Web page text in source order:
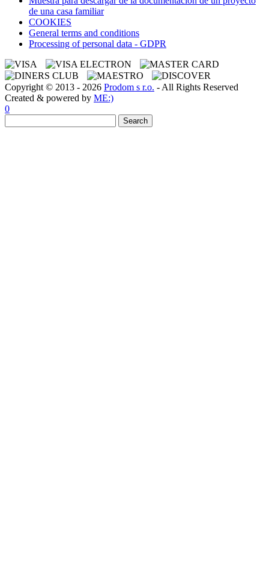
de una casa familiar
COOKIES
General terms and conditions
Processing of personal data - GDPR
Copyright © 2013 - 2026 Prodom s r.o. - All Rights Reserved
Created & powered by ME:)
0